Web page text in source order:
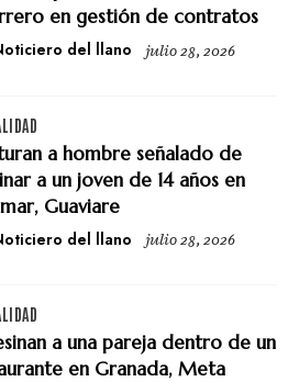
en gestión de contratos
del llano julio 28, 2026
a hombre señalado de
a un joven de 14 años en
Guaviare
del llano julio 28, 2026
a una pareja dentro de un
en Granada, Meta